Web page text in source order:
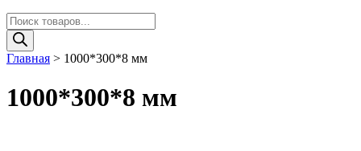
Поиск
товаров
Главная > 1000*300*8 мм
1000*300*8 мм